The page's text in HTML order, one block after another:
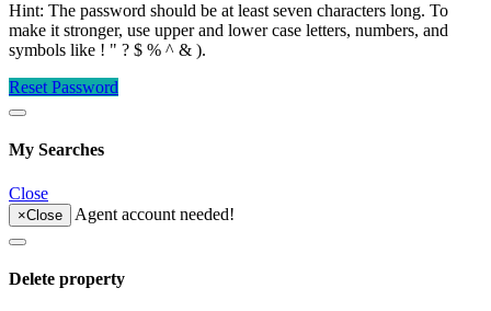
Hint: The password should be at least seven characters long. To
make it stronger, use upper and lower case letters, numbers, and
symbols like ! " ? $ % ^ & ).
Reset Password
My Searches
Close
×Close Agent account needed!
Delete property